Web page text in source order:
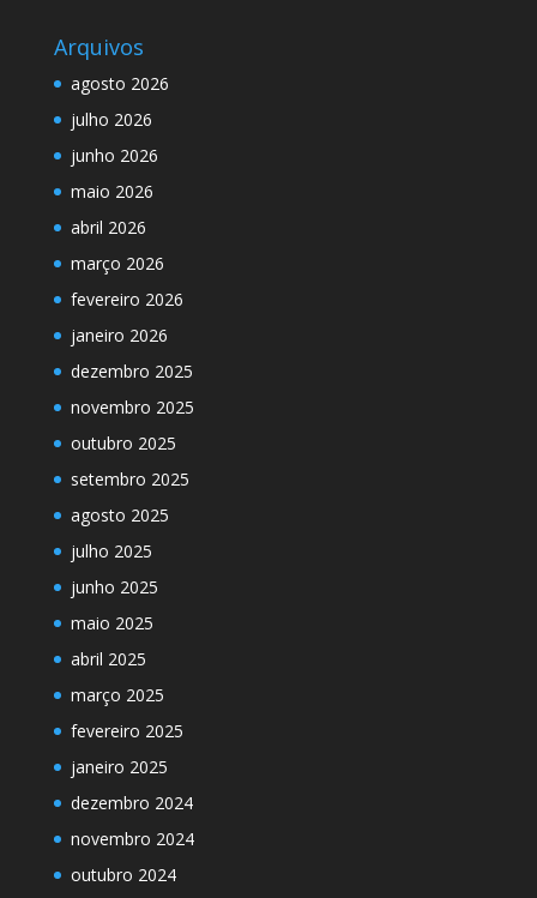
Arquivos
agosto 2026
julho 2026
junho 2026
maio 2026
abril 2026
março 2026
fevereiro 2026
janeiro 2026
dezembro 2025
novembro 2025
outubro 2025
setembro 2025
agosto 2025
julho 2025
junho 2025
maio 2025
abril 2025
março 2025
fevereiro 2025
janeiro 2025
dezembro 2024
novembro 2024
outubro 2024